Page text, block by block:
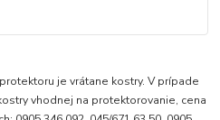
je vrátane kostry. V prípade
vhodnej na protektorovanie, cena